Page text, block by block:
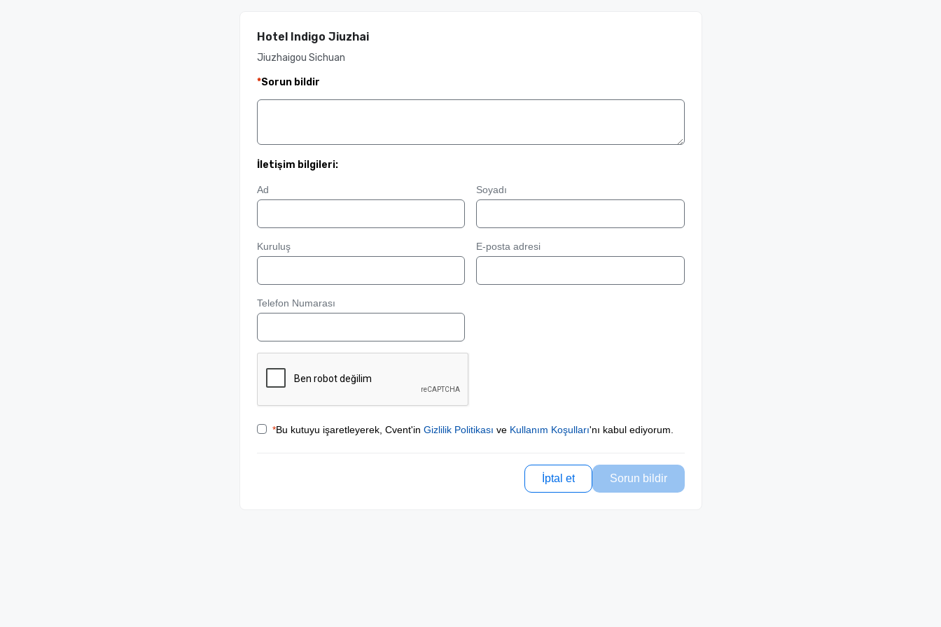
Hotel Indigo Jiuzhai
Jiuzhaigou Sichuan
*Sorun bildir
İletişim bilgileri:
Ad Soyadı
Kuruluş E-posta adresi
Telefon Numarası
*Bu kutuyu işaretleyerek, Cvent'in Gizlilik Politikası ve Kullanım Koşulları'nı kabul ediyorum.
İptal et Sorun bildir